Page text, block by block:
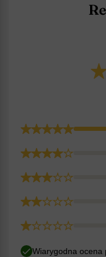
Wiarygodna ocena